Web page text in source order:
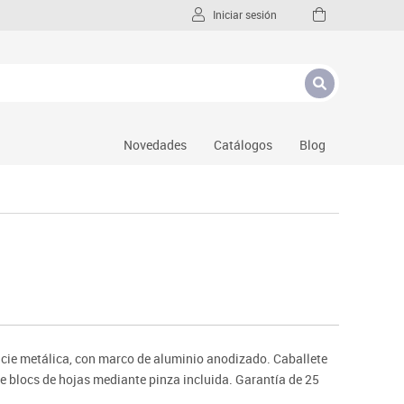
Iniciar sesión
Novedades Catálogos Blog
metálica, con marco de aluminio anodizado. Caballete
blocs de hojas mediante pinza incluida. Garantía de 25